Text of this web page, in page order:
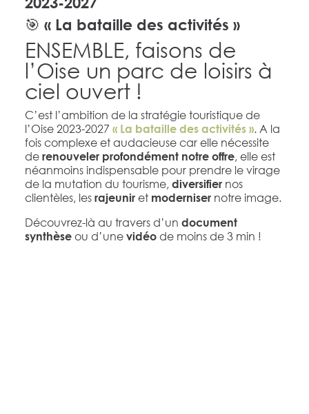
🎯 « La bataille des activités »
ENSEMBLE, faisons de
l’Oise un parc de loisirs à
ciel ouvert !
C’est l’ambition de la stratégie touristique de
l’Oise 2023-2027 « La bataille des activités ». A la
fois complexe et audacieuse car elle nécessite
de renouveler profondément notre offre, elle est
néanmoins indispensable pour prendre le virage
de la mutation du tourisme, diversifiernos
clientèles, les rajeuniret modernisernotre image.
Découvrez-là au travers d’un document
synthèseou d’une vidéode moins de3 min !